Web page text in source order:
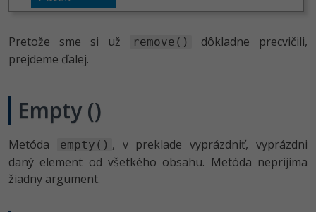
Pretože sme si už remove()
dôkladne precvičili,
prejdeme ďalej.
Empty ()
Metóda empty() , v preklade vyprázdniť, vyprázdni
daný element od všetkého obsahu. Metóda neprijíma
žiadny argument.